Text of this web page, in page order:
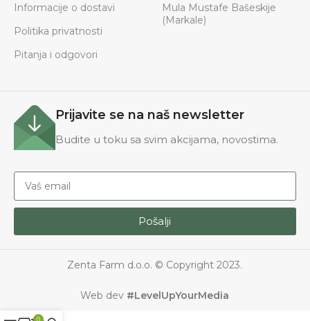
Informacije o dostavi
Politika privatnosti
Pitanja i odgovori
Mula Mustafe Bašeskije
(Markale)
Prijavite se na naš newsletter
Budite u toku sa svim akcijama, novostima.
Pošalji
Zenta Farm d.o.o. © Copyright 2023.
Web dev #LevelUpYourMedia
0